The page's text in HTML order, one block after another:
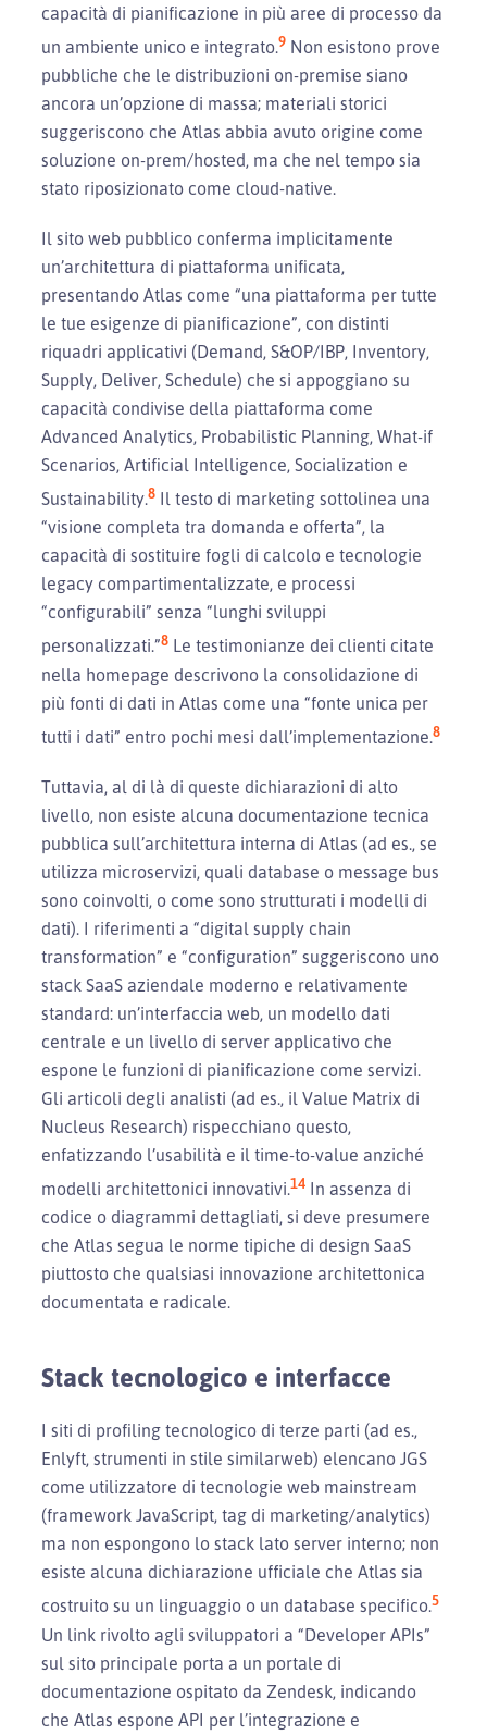
capacità di pianificazione in più aree di processo da
un ambiente unico e integrato.9 Non esistono prove
pubbliche che le distribuzioni on-premise siano
ancora un’opzione di massa; materiali storici
suggeriscono che Atlas abbia avuto origine come
soluzione on-prem/hosted, ma che nel tempo sia
stato riposizionato come cloud-native.
Il sito web pubblico conferma implicitamente
un’architettura di piattaforma unificata,
presentando Atlas come “una piattaforma per tutte
le tue esigenze di pianificazione”, con distinti
riquadri applicativi (Demand, S&OP/IBP, Inventory,
Supply, Deliver, Schedule) che si appoggiano su
capacità condivise della piattaforma come
Advanced Analytics, Probabilistic Planning, What-if
Scenarios, Artificial Intelligence, Socialization e
Sustainability.8 Il testo di marketing sottolinea una
“visione completa tra domanda e offerta”, la
capacità di sostituire fogli di calcolo e tecnologie
legacy compartimentalizzate, e processi
“configurabili” senza “lunghi sviluppi
personalizzati.”8 Le testimonianze dei clienti citate
nella homepage descrivono la consolidazione di
più fonti di dati in Atlas come una “fonte unica per
tutti i dati” entro pochi mesi dall’implementazione.8
Tuttavia, al di là di queste dichiarazioni di alto
livello, non esiste alcuna documentazione tecnica
pubblica sull’architettura interna di Atlas (ad es., se
utilizza microservizi, quali database o message bus
sono coinvolti, o come sono strutturati i modelli di
dati). I riferimenti a “digital supply chain
transformation” e “configuration” suggeriscono uno
stack SaaS aziendale moderno e relativamente
standard: un’interfaccia web, un modello dati
centrale e un livello di server applicativo che
espone le funzioni di pianificazione come servizi.
Gli articoli degli analisti (ad es., il Value Matrix di
Nucleus Research) rispecchiano questo,
enfatizzando l’usabilità e il time-to-value anziché
modelli architettonici innovativi.14 In assenza di
codice o diagrammi dettagliati, si deve presumere
che Atlas segua le norme tipiche di design SaaS
piuttosto che qualsiasi innovazione architettonica
documentata e radicale.
Stack tecnologico e interfacce
I siti di profiling tecnologico di terze parti (ad es.,
Enlyft, strumenti in stile similarweb) elencano JGS
come utilizzatore di tecnologie web mainstream
(framework JavaScript, tag di marketing/analytics)
ma non espongono lo stack lato server interno; non
esiste alcuna dichiarazione ufficiale che Atlas sia
costruito su un linguaggio o un database specifico.5
Un link rivolto agli sviluppatori a “Developer APIs”
sul sito principale porta a un portale di
documentazione ospitato da Zendesk, indicando
che Atlas espone API per l’integrazione e